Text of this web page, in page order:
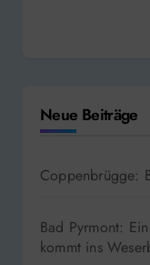
Neue Beiträge
Coppenbrügge:
Bad Pyrmont:
kommt ins